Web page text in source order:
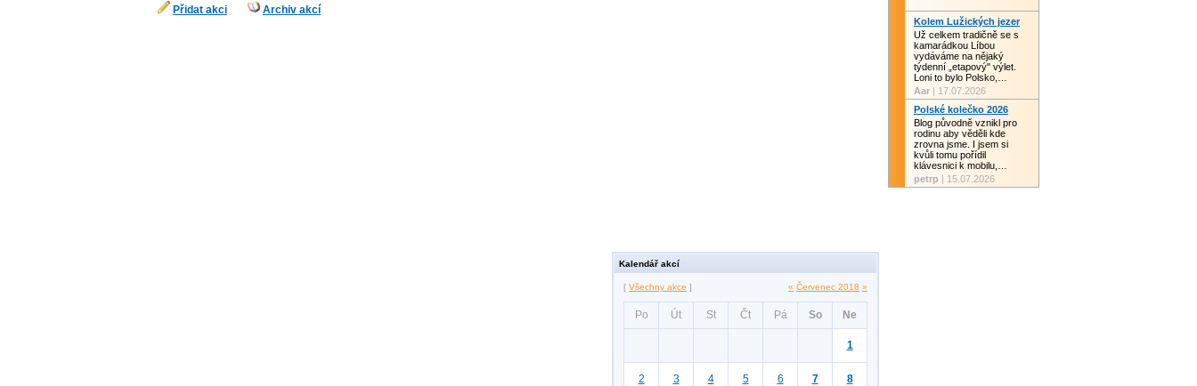
Přidat akci Archiv akcí
Kalendář akcí
[ Všechny akce ] « Červenec 2018 »
Po Út St Čt Pá So Ne
1
2 3 4 5 6 7 8
Kolem Lužických jezer
Už celkem tradičně se s
kamarádkou Líbou
vydáváme na nějaký
týdenní „etapový" výlet.
Loni to bylo Polsko,…
Aar | 17.07.2026
Polské kolečko 2026
Blog původně vznikl pro
rodinu aby věděli kde
zrovna jsme. I jsem si
kvůli tomu pořídil
klávesnici k mobilu,…
petrp | 15.07.2026